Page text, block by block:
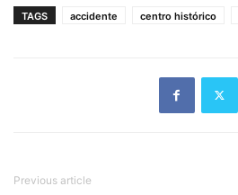
TAGS accidente centro histórico
Previous article